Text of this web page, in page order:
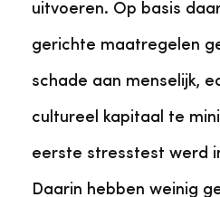
uitvoeren. Op basis
gerichte maatregelen
schade aan menselijk,
cultureel kapitaal te
eerste stresstest werd
Daarin hebben weinig